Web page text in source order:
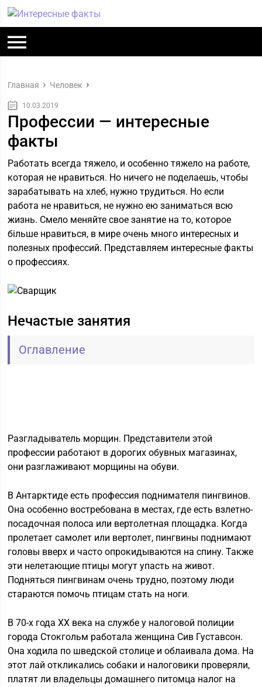
Главная Человек
10.03.2019
Профессии — интересные
факты
Работать всегда тяжело, и особенно тяжело на работе,
которая не нравиться. Но ничего не поделаешь, чтобы
зарабатывать на хлеб, нужно трудиться. Но если
работа не нравиться, не нужно ею заниматься всю
жизнь. Смело меняйте свое занятие на то, которое
більше нравиться, в мире очень много интересных и
полезных профессий. Представляем интересные факты
о профессиях.
Нечастые занятия
Оглавление
Разгладыватель морщин. Представители этой
профессии работают в дорогих обувных магазинах,
они разглаживают морщины на обуви.
В Антарктиде есть профессия поднимателя пингвинов.
Она особенно востребована в местах, где есть взлетно-
посадочная полоса или вертолетная площадка. Когда
пролетает самолет или вертолет, пингвины поднимают
головы вверх и часто опрокидываются на спину. Также
эти нелетающие птицы могут упасть на живот.
Подняться пингвинам очень трудно, поэтому люди
стараются помочь птицам стать на ноги.
В 70-х года ХХ века на службе у налоговой полиции
города Стокгольм работала женщина Сив Густавсон.
Она ходила по шведской столице и облаивала дома. На
этот лай откликались собаки и налоговики проверяли,
платят ли владельцы домашнего питомца налог на